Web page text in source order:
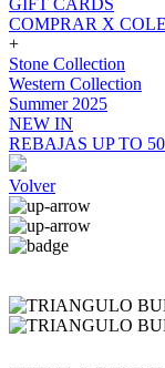
GIFT CARDS
COMPRAR X
+
Stone Collection
Western Collection
Summer 2025
NEW IN
REBAJAS UP TO
Volver